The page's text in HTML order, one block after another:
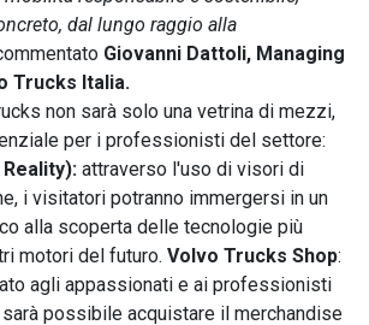
dal lungo raggio alla
Giovanni Dattoli, Managing
Trucks Italia.
non sarà solo una vetrina di mezzi,
per i professionisti del settore:
attraverso l'uso di visori di
i visitatori potranno immergersi in un
alla scoperta delle tecnologie più
motori del futuro. Volvo Trucks Shop:
agli appassionati e ai professionisti
possibile acquistare il merchandise